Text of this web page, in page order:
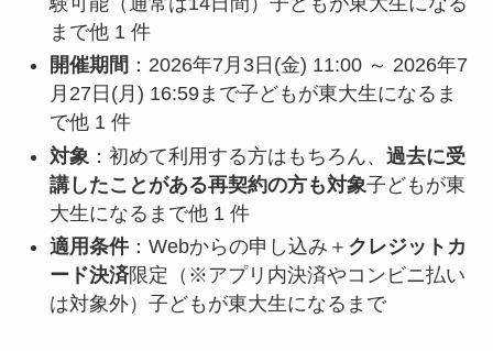
まで他 1 件
開催期間 ：2026年7月3日(金) 11:00 ～ 2026年7
月27日(月) 16:59まで子どもが東大生になるま
で他 1 件
対象 ：初めて利用する方はもちろん、 過去に受
講したことがある再契約の方も対象子どもが東
大生になるまで他 1 件
適用条件：Webからの申し込み＋ クレジットカ
ード決済限定（※アプリ内決済やコンビニ払い
は対象外）子どもが東大生になるまで